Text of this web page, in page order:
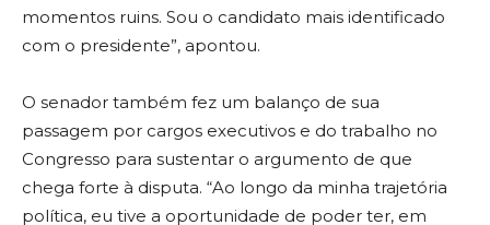
momentos ruins. Sou o candidato mais identificado
com o presidente”, apontou.
O senador também fez um balanço de sua
passagem por cargos executivos e do trabalho no
Congresso para sustentar o argumento de que
chega forte à disputa. “Ao longo da minha trajetória
política, eu tive a oportunidade de poder ter, em